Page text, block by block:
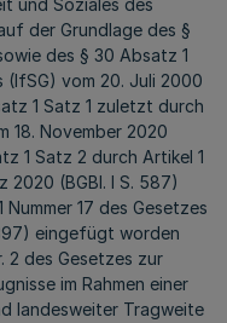
und Soziales des
der Grundlage des §
des § 30 Absatz 1
vom 20. Juli 2000
1 Satz 1 zuletzt durch
18. November 2020
1 Satz 2 durch Artikel 1
2020 (BGBl. I S. 587)
17 des Gesetzes
eingefügt worden
2 des Gesetzes zur
im Rahmen einer
landesweiter Tragweite